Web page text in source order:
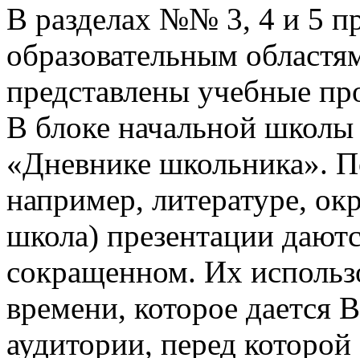
В разделах №№ 3, 4 и 5
образовательным
представлены учебные
В блоке начальной
«Дневнике школьника».
например, литературе,
школа) презентации
сокращенном. Их
времени, которое дается
аудитории, перед